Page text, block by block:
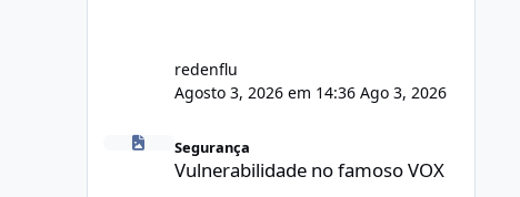
redenflu
Agosto 3, 2026 em 14:36 Ago 3, 2026
Vulnerabilidade no famoso VOX
Segurança
Vulnerabilidade no famoso VOX